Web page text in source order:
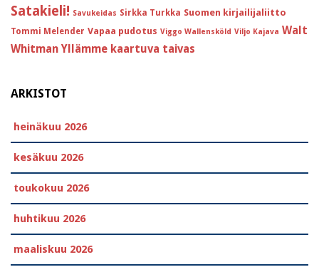
Satakieli! Savukeidas Sirkka Turkka Suomen kirjailijaliitto
Tommi Melender Vapaa pudotus Viggo Wallensköld Viljo Kajava Walt
Whitman Yllämme kaartuva taivas
ARKISTOT
heinäkuu 2026
kesäkuu 2026
toukokuu 2026
huhtikuu 2026
maaliskuu 2026